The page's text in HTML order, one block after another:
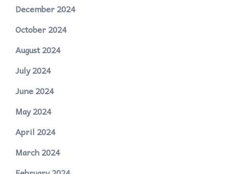
December 2024
October 2024
August 2024
July 2024
June 2024
May 2024
April 2024
March 2024